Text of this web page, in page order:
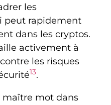
les
peut rapidement
dans les cryptos.
activement à
les risques
13.
maître mot dans